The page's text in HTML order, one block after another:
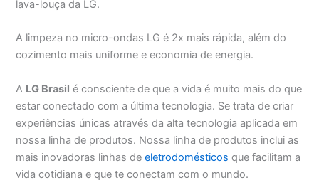
lava-louça da LG.
A limpeza no micro-ondas LG é 2x mais rápida, além do
cozimento mais uniforme e economia de energia.
A LG Brasil é consciente de que a vida é muito mais do que
estar conectado com a última tecnologia. Se trata de criar
experiências únicas através da alta tecnologia aplicada em
nossa linha de produtos. Nossa linha de produtos inclui as
mais inovadoras linhas deeletrodomésticos que facilitam a
vida cotidiana e que te conectam com o mundo.